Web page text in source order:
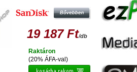
19 187 Ft/db
(20% ÁFA-val)
Raktáron